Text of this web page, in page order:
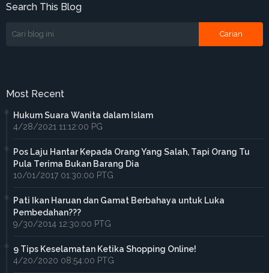
Search This Blog
Most Recent
Hukum Suara Wanita dalam Islam
4/28/2021 11:12:00 PG
Pos Laju Hantar Kepada Orang Yang Salah, Tapi Orang Tu
Pula Terima Bukan Barang Dia
10/01/2017 01:30:00 PTG
Pati Ikan Haruan dan Gamat Berbahaya untuk Luka
Pembedahan???
9/30/2014 12:30:00 PTG
9 Tips Keselamatan Ketika Shopping Online!
4/20/2020 08:54:00 PTG